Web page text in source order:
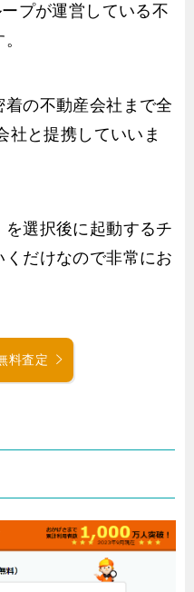
プが運営している不
の不動産会社まで全
社と提携していいま
選択後に起動するチ
だけなので非常にお
料査定